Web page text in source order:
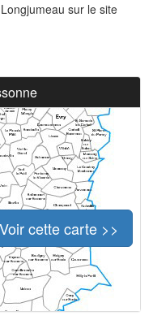
sur le site
Voir cette carte >>